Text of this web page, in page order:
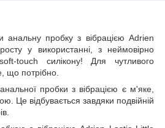
пробку з вібрацією Adrien
у використанні, з неймовірно
touch силікону! Для чутливого
що потрібно.
пробки з вібрацією є м'яке,
Це відбувається завдяки подвійній